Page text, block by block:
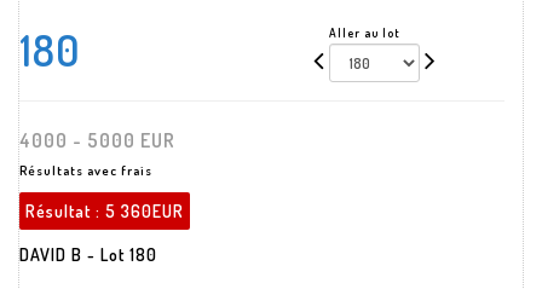
180 Aller au lot
4000 - 5000 EUR
Résultats avec frais
Résultat : 5 360EUR
DAVID B - Lot 180